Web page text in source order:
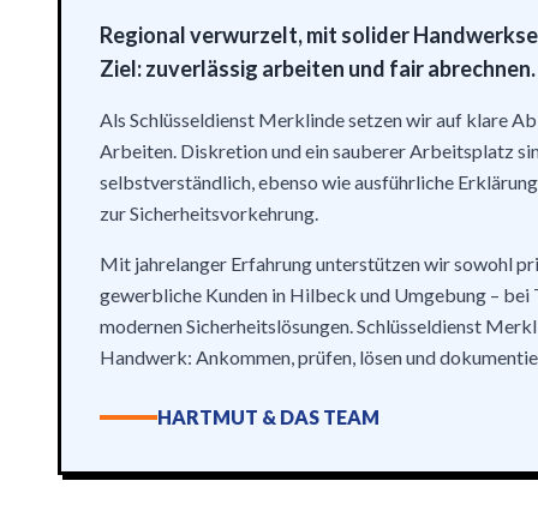
Regional verwurzelt, mit solider
Ziel: zuverlässig arbeiten und fair abrechnen.
Als Schlüsseldienst Merklinde setzen wir auf klare
Arbeiten. Diskretion und ein sauberer Arbeitsplatz
selbstverständlich, ebenso wie ausführliche
zur Sicherheitsvorkehrung.
Mit jahrelanger Erfahrung unterstützen wir sowohl
gewerbliche Kunden in Hilbeck und Umgebung – bei
modernen Sicherheitslösungen. Schlüsseldienst
Handwerk: Ankommen, prüfen, lösen und
HARTMUT & DAS TEAM